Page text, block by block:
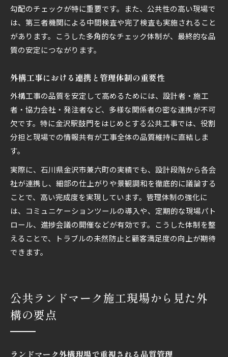
勾配のチェックが特に重要です。また、公共性の高い現場で
は、第三者機関による中間検査や完了検査も実施されること
があります。こうした多角的なチェック体制が、最終的な品
質の安定につながります。
外構工事における連携と管理体制の重要性
外構工事の品質を安定して高めるためには、設計者・施工
者・協力会社・発注者など、多様な関係者の密な連携が不可
欠です。特に金沢駅鼓門をはじめとする公共工事では、役割
分担と現場での情報共有が工事全体の品質維持に直結しま
す。
実際に、石川県金沢市兼六町の実績でも、設計段階から各会
社が連携し、細部の仕上がりや景観調和を徹底的に議論する
ことで、高い完成度を実現しています。管理体制の強化に
は、コミュニケーションツールの導入や、定期的な現場パト
ロール、進捗会議の開催などが有効です。こうした体制を整
えることで、トラブルの未然防止と顧客満足度の向上が期待
できます。
公共ランドマーク施工現場から見た外
構の要点
ランドマーク外構現場で重視される品質管理